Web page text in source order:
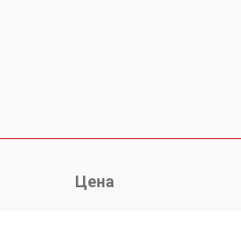
Цена